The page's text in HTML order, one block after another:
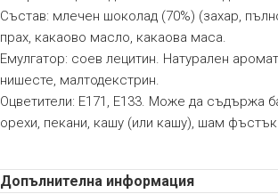
Състав: млечен шоколад (70%) (захар,
прах, какаово масло, какаова маса.
Емулгатор: соев лецитин. Натурален
нишесте, малтодекстрин.
Оцветители: E171, E133. Може да съдържа
орехи, пекани, кашу (или кашу), шам
Допълнителна информация